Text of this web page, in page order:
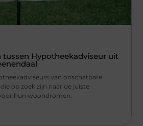
tussen Hypotheekadviseur uit
van onschatbare
op zoek zijn naar de juiste
hun woondromen.